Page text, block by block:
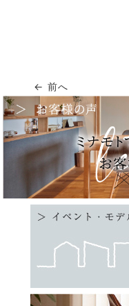
← 前へ